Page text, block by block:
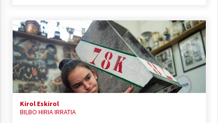
Kirol Eskirol
BILBO HIRIA IRRATIA